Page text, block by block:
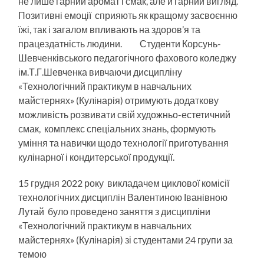
Позитивні емоції сприяють як кращому засвоєнню
їжі, так і загалом впливають на здоров’я та
працездатність людини. Студенти Корсунь-
Шевченківського педагогічного фахового коледжу
ім.Т.Г.Шевченка вивчаючи дисципліну
«Технологічний практикум в навчальних
майстернях» (Кулінарія) отримують додаткову
можливість розвивати свій художньо-естетичний
смак, комплекс спеціальних знань, формують
уміння та навички щодо технології приготування
кулінарної і кондитерської продукції.
15 грудня 2022 року викладачем циклової комісії
технологічних дисциплін Валентиною Іванівною
Лутай було проведено заняття з дисципліни
«Технологічний практикум в навчальних
майстернях» (Кулінарія) зі студентами 24 групи за
темою